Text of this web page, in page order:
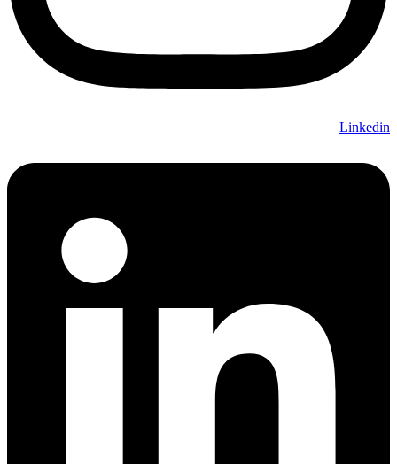
Linkedin